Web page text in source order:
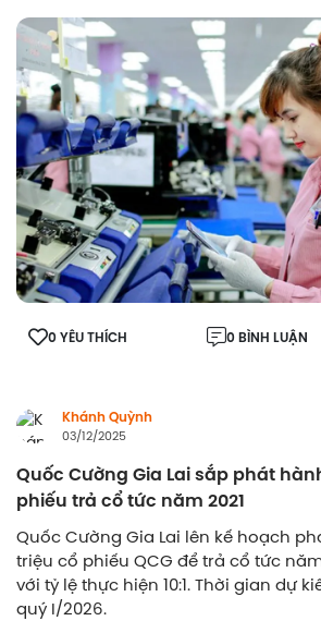
0 YÊU THÍCH 0 BÌNH LUẬN
Khánh Quỳnh
03/12/2025
Quốc Cường Gia Lai sắp phát
phiếu trả cổ tức năm 2021
Quốc Cường Gia Lai lên kế hoạch
triệu cổ phiếu QCG để trả cổ tức
với tỷ lệ thực hiện 10:1. Thời gian dự
quý I/2026.